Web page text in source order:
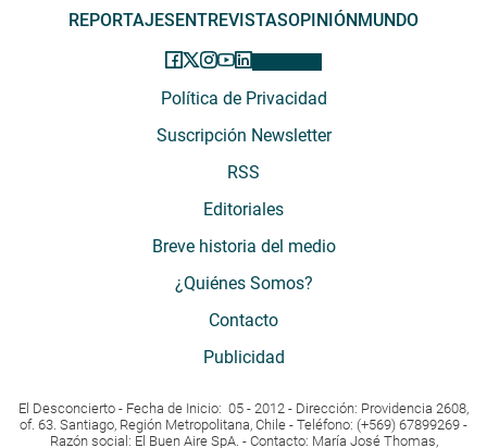
REPORTAJES ENTREVISTASOPINIÓN MUNDO
Política de Privacidad
Suscripción Newsletter
RSS
Editoriales
Breve historia del medio
¿Quiénes Somos?
Contacto
Publicidad
El Desconcierto - Fecha de Inicio: 05 - 2012 - Dirección: Providencia 2608,
of. 63. Santiago, Región Metropolitana, Chile - Teléfono: (+569) 67899269 -
Razón social: El Buen Aire SpA. - Contacto: María José Thomas,